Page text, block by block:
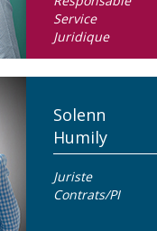
Service
Juridique
Solenn
Humily
Juriste
Contrats/PI